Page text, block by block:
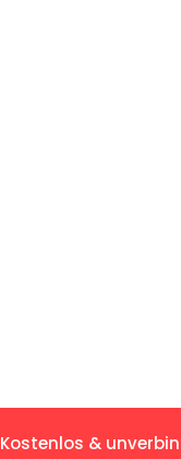
Kostenlos &